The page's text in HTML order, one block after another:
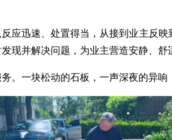
应迅速、处置得当，从接到业主反
现并解决问题，为业主营造安静、舒
。一块松动的石板，一声深夜的异